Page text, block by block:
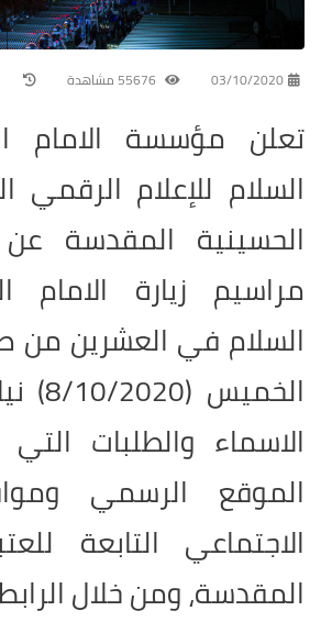
03/10/2020
تعلن مؤسسة الامام
السلام للإعلام الرقمي
الحسينية ‏المقدسة عن
مراسيم زيارة الامام
السلام في العشرين من
الاسماء والطلبات
الموقع الرسمي
الاجتماعي التابعة
المقدسة، ومن خلال